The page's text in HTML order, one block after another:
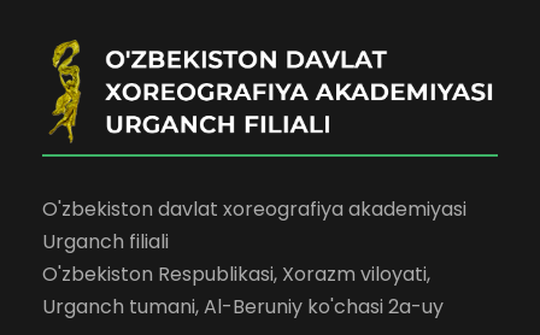
O'zbekiston davlat xoreografiya akademiyasi
Urganch filiali
O'zbekiston Respublikasi, Xorazm viloyati,
Urganch tumani, Al-Beruniy ko'chasi 2a-uy